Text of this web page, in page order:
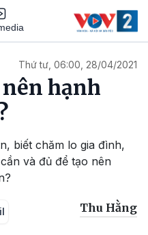
Thứ tư, 06:00, 28/04/2021
hạnh
biết chăm lo gia đình,
và đủ để tạo nên
Thu Hằng